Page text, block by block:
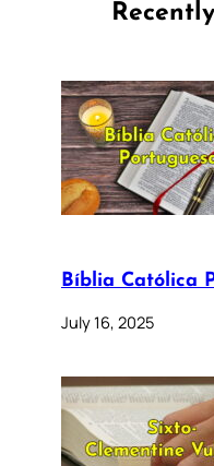
Bíblia Católica
July 16, 2025